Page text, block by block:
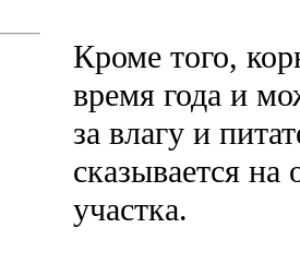
Кроме того,
время года и
за влагу и
сказывается
участка.